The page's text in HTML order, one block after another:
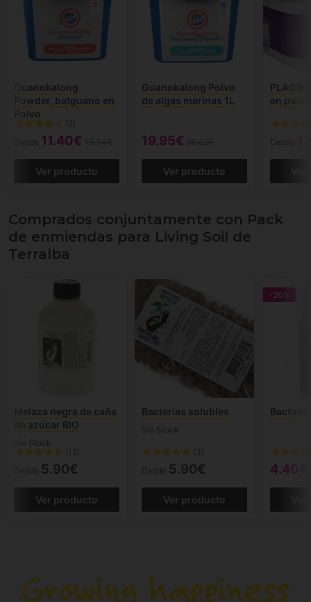
Guanokalong
Powder, batguano en
Polvo
(2)
Desde 11.40€
Ver producto
Guanokalong Polvo
de algas marinas 1L
19.95€
Ver producto
en polvo
Desde
Comprados conjuntamente con Pack
de enmiendas para Living Soil de
Terralba
Melaza negra de caña
de azúcar BIO
Sin Stock
(12)
Desde 5.90€
Ver producto
Bacterias solubles
Sin Stock
(3)
Desde 5.90€
Ver producto
-20%
4.40€